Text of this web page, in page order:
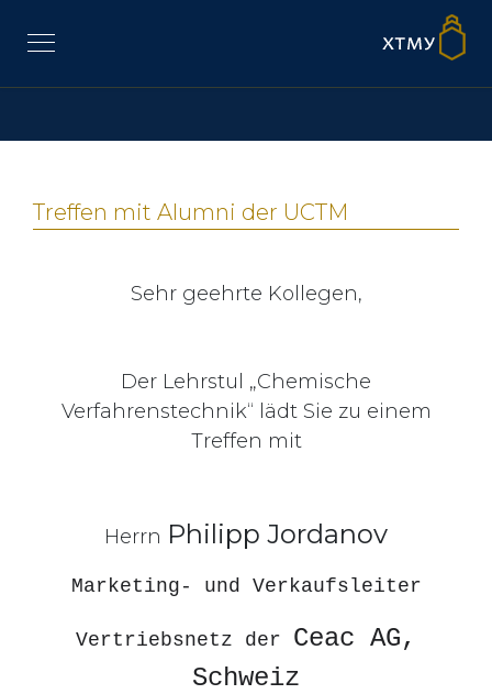
Treffen mit Alumni der UCTM
Sehr geehrte Kollegen,
Der Lehrstul „Chemische
Verfahrenstechnik“ lädt Sie zu einem
Treffen mit
Herrn Philipp Jordanov
Marketing- und Verkaufsleiter
Vertriebsnetz der Ceac AG,
Schweiz